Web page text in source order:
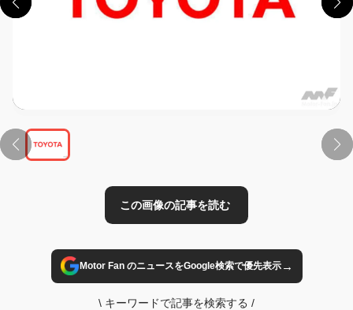
Motor Fan のニュースをGoogle検索で優先表示→
\ キーワードで記事を検索する /